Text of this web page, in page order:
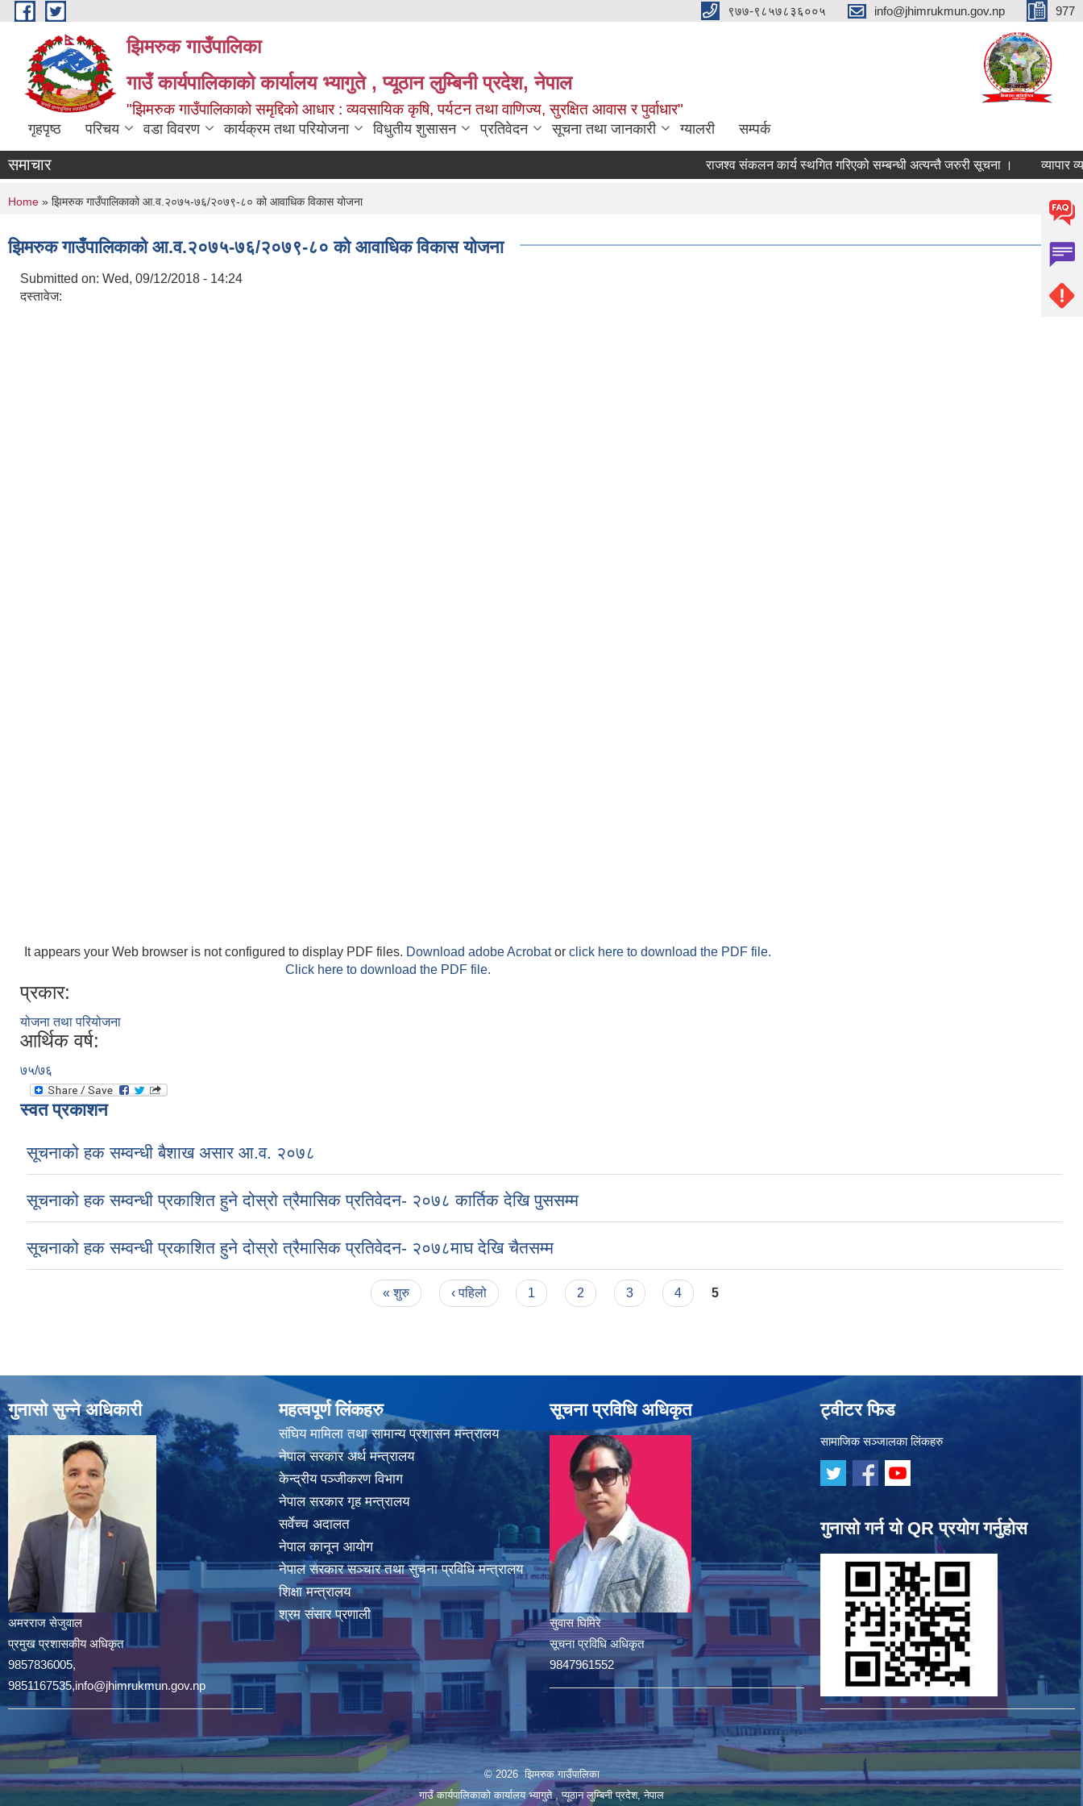
Skip to main content ९७७-९८५७८३६००५ info@jhimrukmun.gov.np 977
झिमरुक गाउँपालिका
गाउँ कार्यपालिकाको कार्यालय भ्यागुते , प्यूठान लुम्बिनी प्रदेश, नेपाल
"झिमरुक गाउँपालिकाको समृद्दिको आधार : व्यवसायिक कृषि, पर्यटन तथा वाणिज्य, सुरक्षित आवास र पुर्वाधार"
गृहपृष्ठ परिचय वडा विवरण कार्यक्रम तथा परियोजना विधुतीय शुसासन प्रतिवेदन सूचना तथा जानकारी ग्यालरी सम्पर्क
समाचार राजश्व संकलन कार्य स्थगित गरिएको सम्बन्धी अत्यन्तै जरुरी सूचना । व्यापार
You are here
Home » झिमरुक गाउँपालिकाको आ.व.२०७५-७६/२०७९-८० को आवाधिक विकास योजना
झिमरुक गाउँपालिकाको आ.व.२०७५-७६/२०७९-८० को आवाधिक विकास योजना
Submitted on: Wed, 09/12/2018 - 14:24
दस्तावेज:
It appears your Web browser is not configured to display PDF files. Download adobe Acrobator click here to download the PDF file.
Click here to download the PDF file.
प्रकार:
योजना तथा परियोजना
आर्थिक वर्ष:
७५/७६
स्वत प्रकाशन
सूचनाको हक सम्वन्धी बैशाख असार आ.व. २०७८
सूचनाको हक सम्वन्धी प्रकाशित हुने दोस्रो त्रैमासिक प्रतिवेदन- २०७८ कार्तिक देखि पुससम्म
सूचनाको हक सम्वन्धी प्रकाशित हुने दोस्रो त्रैमासिक प्रतिवेदन- २०७८माघ देखि चैतसम्म
« शुरु ‹ पहिलो 1 2 3 4 5
गुनासो सुन्ने अधिकारी
अमरराज सेजुवाल
प्रमुख प्रशासकीय अधिकृत
9857836005,
9851167535,info@jhimrukmun.gov.np
महत्वपूर्ण लिंकहरु
संघिय मामिला तथा सामान्य प्रशासन मन्त्रालय
नेपाल सरकार अर्थ मन्त्रालय
केन्द्रीय पञ्जीकरण विभाग
नेपाल सरकार गृह मन्त्रालय
सर्वेच्च अदालत
नेपाल कानून आयोग
नेपाल सरकार सञ्चार तथा सुचना प्रविधि मन्त्रालय
शिक्षा मन्त्रालय
श्रम संसार प्रणाली
सूचना प्रविधि अधिकृत
सुवास घिमिरे
सूचना प्रविधि अधिकृत
9847961552
ट्वीटर फिड
सामाजिक सञ्जालका लिंकहरु
गुनासो गर्न यो QR प्रयोग गर्नुहोस
© 2026 झिमरुक गाउँपालिका
गाउँ कार्यपालिकाको कार्यालय भ्यागुते , प्यूठान लुम्बिनी प्रदेश, नेपाल